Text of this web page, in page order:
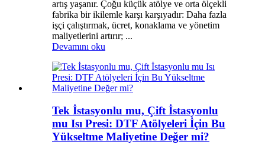
artış yaşanır. Çoğu küçük atölye ve orta ölçekli
fabrika bir ikilemle karşı karşıyadır: Daha fazla
işçi çalıştırmak, ücret, konaklama ve yönetim
maliyetlerini artırır; ...
Devamını oku
Tek İstasyonlu mu, Çift İstasyonlu
mu Isı Presi: DTF Atölyeleri İçin Bu
Yükseltme Maliyetine Değer mi?